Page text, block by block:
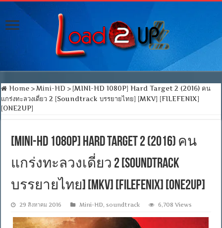
Home > Mini-HD > [MINI-HD 1080P] Hard Target 2 (2016) คน
แกร่งทะลวงเดี่ยว 2 [Soundtrack บรรยายไทย] [MKV] [FILEFENIX]
[ONE2UP]
[MINI-HD 1080P] Hard Target 2 (2016) คน
แกร่งทะลวงเดี่ยว 2 [Soundtrack
บรรยายไทย] [MKV] [FILEFENIX] [ONE2UP]
29 สิงหาคม 2016 Mini-HD, soundtrack 6,708 Views